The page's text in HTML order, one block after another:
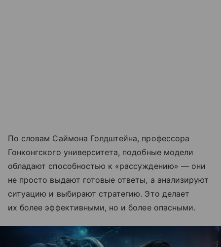
По словам Саймона Голдштейна, профессора
Гонконгского университета, подобные модели
обладают способностью к «рассуждению» — они
не просто выдают готовые ответы, а анализируют
ситуацию и выбирают стратегию. Это делает
их более эффективными, но и более опасными.